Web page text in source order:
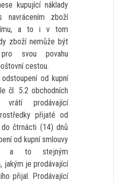
kupující náklady
navrácením zboží
a to i v tom
zboží nemůže být
svou povahu
cestou.
od kupní
čl. 5.2 obchodních
vrátí prodávající
přijaté od
do čtrnácti (14) dnů
od kupní smlouvy
a to stejným
jakým je prodávající
přijal. Prodávající